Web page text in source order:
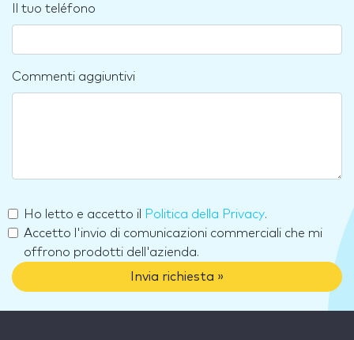
Il tuo teléfono
Commenti aggiuntivi
Ho letto e accetto il Politica della Privacy.
Accetto l'invio di comunicazioni commerciali che mi
offrono prodotti dell'azienda.
Invia richiesta »